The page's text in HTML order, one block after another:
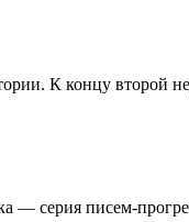
К концу второй
серия писем-